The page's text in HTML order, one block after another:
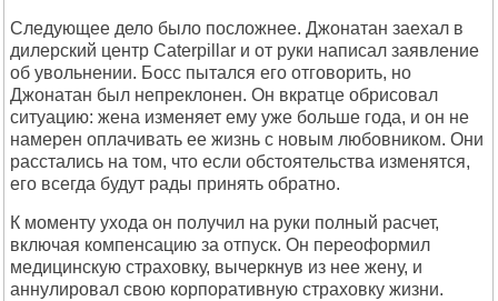
Следующее дело было посложнее. Джонатан заехал в
дилерский центр Caterpillar и от руки написал заявление
об увольнении. Босс пытался его отговорить, но
Джонатан был непреклонен. Он вкратце обрисовал
ситуацию: жена изменяет ему уже больше года, и он не
намерен оплачивать ее жизнь с новым любовником. Они
расстались на том, что если обстоятельства изменятся,
его всегда будут рады принять обратно.
К моменту ухода он получил на руки полный расчет,
включая компенсацию за отпуск. Он переоформил
медицинскую страховку, вычеркнув из нее жену, и
аннулировал свою корпоративную страховку жизни.